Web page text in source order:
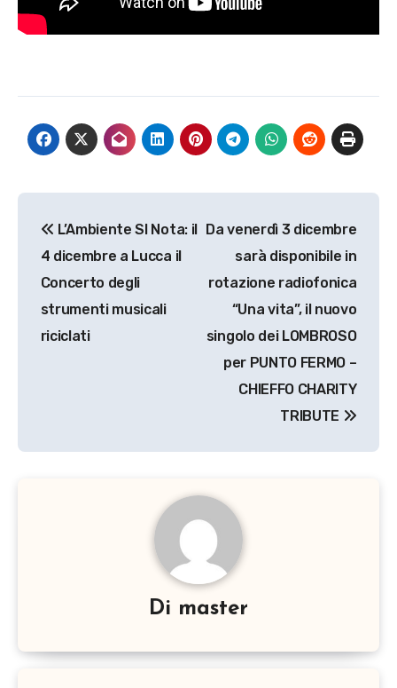
articoli
L’Ambiente SI Nota: il
4 dicembre a Lucca il
Concerto degli
strumenti musicali
riciclati
Da venerdì 3 dicembre
sarà disponibile in
rotazione radiofonica
“Una vita”, il nuovo
singolo dei LOMBROSO
per PUNTO FERMO –
CHIEFFO CHARITY
TRIBUTE
Di master